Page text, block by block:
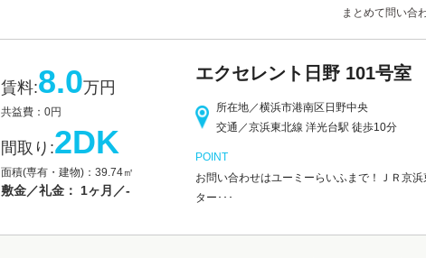
まとめて問い合
エクセレント日野 101号室
所在地／横浜市港南区日野中央
交通／京浜東北線 洋光台駅 徒歩10分
賃料:8.0万円
共益費：0円
間取り:2DK
面積(専有・建物)：39.74㎡
敷金／礼金： 1ヶ月／-
POINT
お問い合わせはユーミーらいふまで！ＪＲ京
ター･･･